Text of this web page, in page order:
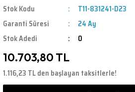
Stok Kodu
T11-831241-D23
Garanti Süresi
24 Ay
Stok Adedi
0
10.703,80 TL
1.116,23 TL den başlayan taksitlerle!